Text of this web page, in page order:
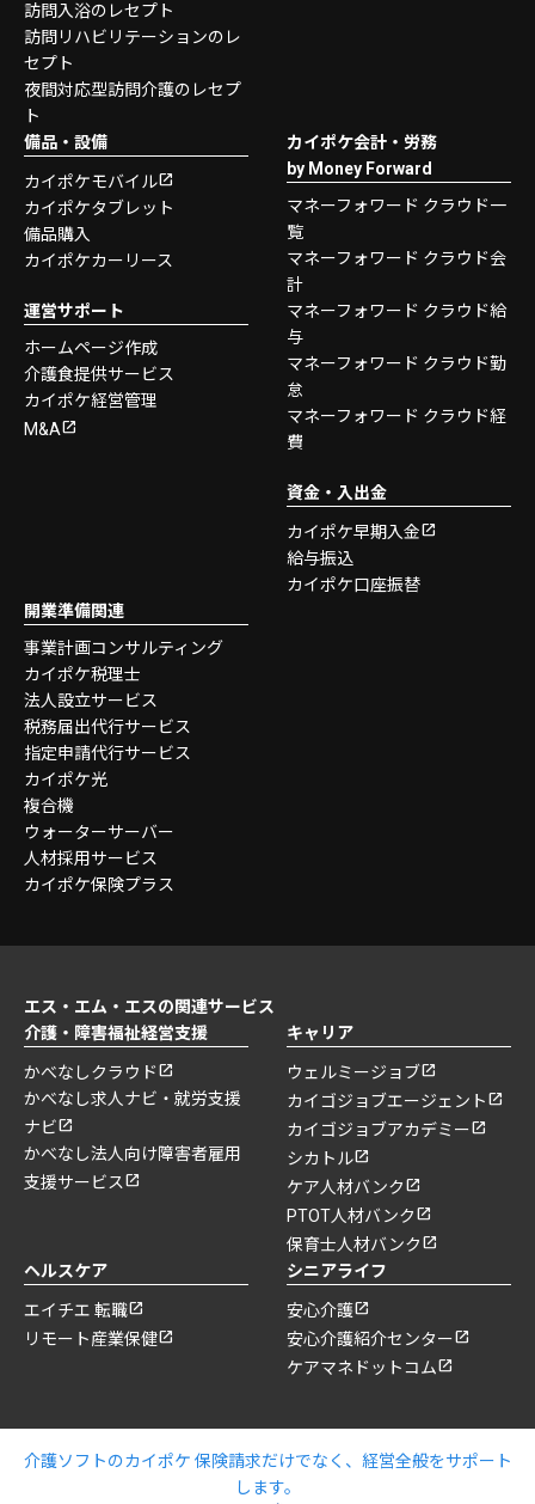
訪問入浴のレセプト
訪問リハビリテーションのレ
セプト
夜間対応型訪問介護のレセプ
ト
備品・設備
カイポケモバイル
カイポケタブレット
備品購入
カイポケカーリース
運営サポート
ホームページ作成
介護食提供サービス
カイポケ経営管理
M&A
カイポケ会計・労務
by Money Forward
マネーフォワード クラウド一
覧
マネーフォワード クラウド会
計
マネーフォワード クラウド給
与
マネーフォワード クラウド勤
怠
マネーフォワード クラウド経
費
資金・入出金
カイポケ早期入金
給与振込
カイポケ口座振替
開業準備関連
事業計画コンサルティング
カイポケ税理士
法人設立サービス
税務届出代行サービス
指定申請代行サービス
カイポケ光
複合機
ウォーターサーバー
人材採用サービス
カイポケ保険プラス
エス・エム・エスの関連サービス
介護・障害福祉経営支援
かべなしクラウド
かべなし求人ナビ・就労支援
ナビ
かべなし法人向け障害者雇用
支援サービス
キャリア
ウェルミージョブ
カイゴジョブエージェント
カイゴジョブアカデミー
シカトル
ケア人材バンク
PTOT人材バンク
保育士人材バンク
ヘルスケア
エイチエ 転職
リモート産業保健
シニアライフ
安心介護
安心介護紹介センター
ケアマネドットコム
介護ソフトのカイポケ 保険請求だけでなく、経営全般をサポート
します。